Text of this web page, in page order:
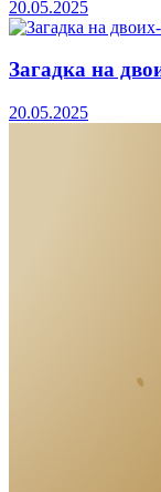
20.05.2025
Загадка на
20.05.2025